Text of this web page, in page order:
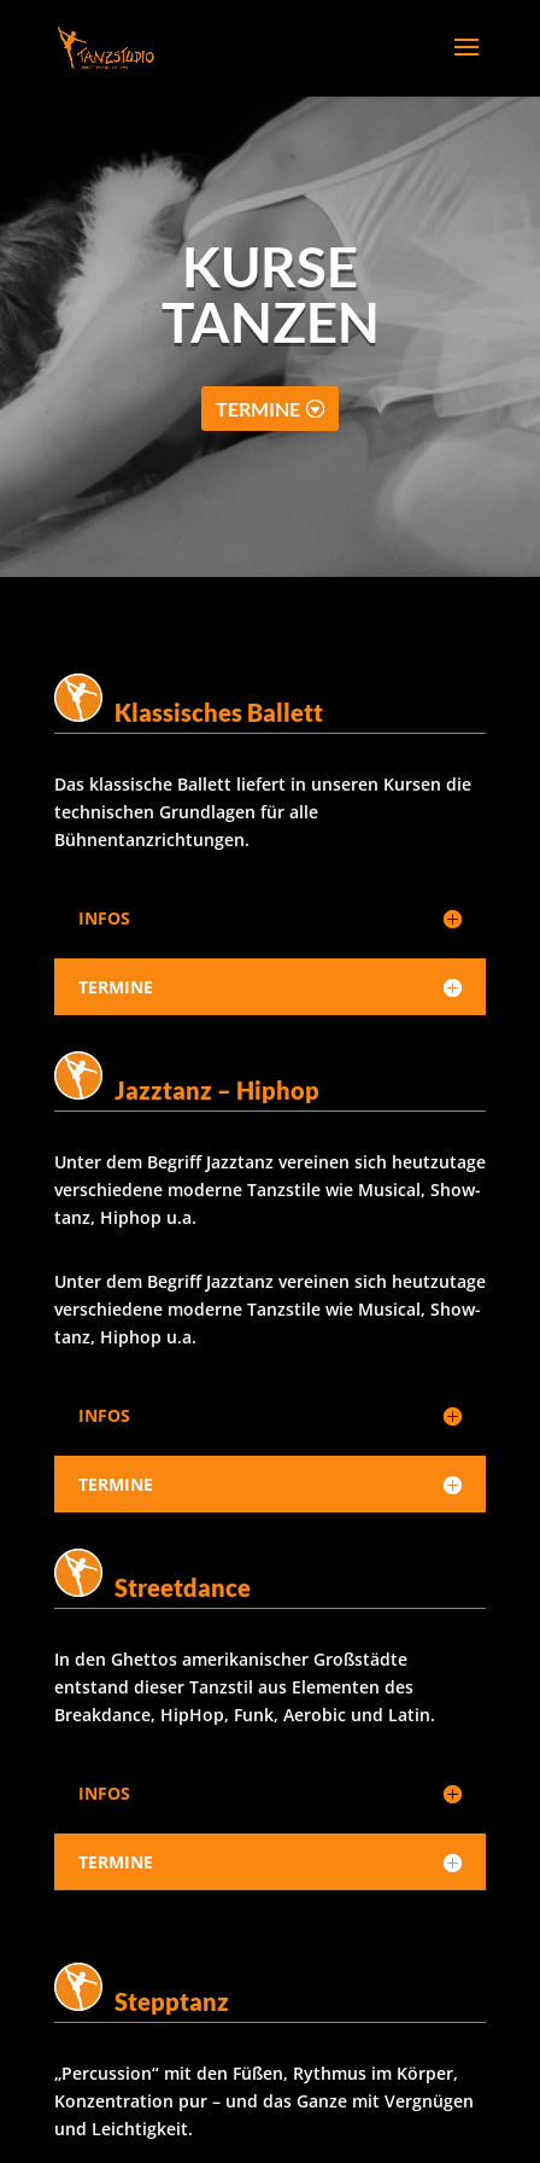
KURSE
TANZEN
TERMINE
Klassisches Ballett
Das klassische Ballett liefert in unseren Kursen die
technischen Grundlagen für alle
Bühnentanzrichtungen.
INFOS
TERMINE
Jazztanz – Hiphop
Unter dem Begriff Jazztanz vereinen sich heutzutage
verschiedene moderne Tanzstile wie Musical, Show-
tanz, Hiphop u.a.
Unter dem Begriff Jazztanz vereinen sich heutzutage
verschiedene moderne Tanzstile wie Musical, Show-
tanz, Hiphop u.a.
INFOS
TERMINE
Streetdance
In den Ghettos amerikanischer Großstädte
entstand dieser Tanzstil aus Elementen des
Breakdance, HipHop, Funk, Aerobic und Latin.
INFOS
TERMINE
Stepptanz
„Percussion“ mit den Füßen, Rythmus im Körper,
Konzentration pur – und das Ganze mit Vergnügen
und Leichtigkeit.